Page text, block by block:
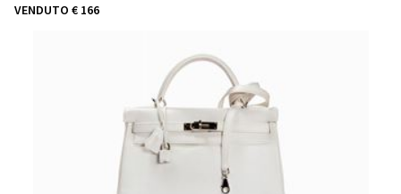
VENDUTO € 166